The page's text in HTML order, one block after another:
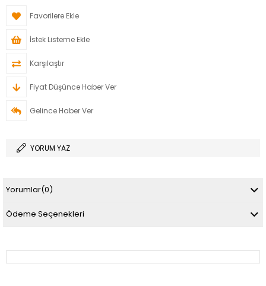
Favorilere Ekle
İstek Listeme Ekle
Karşılaştır
Fiyat Düşünce Haber Ver
Gelince Haber Ver
YORUM YAZ
Yorumlar(0)
Ödeme Seçenekleri